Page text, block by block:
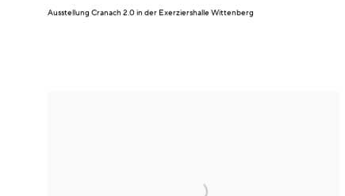
Ausstellung Cranach 2.0in der Exerziershalle Wittenberg